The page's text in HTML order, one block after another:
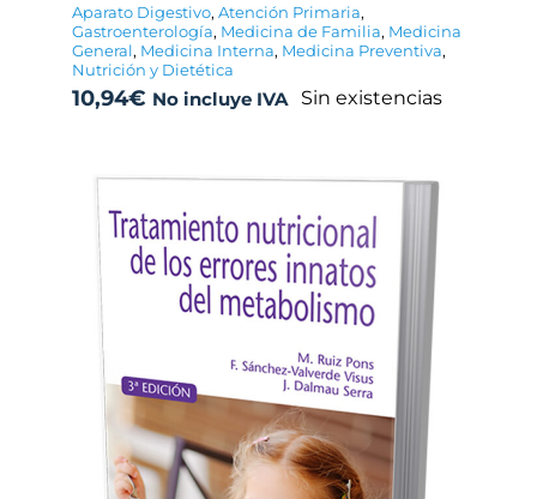
Aparato Digestivo, Atención Primaria,
Gastroenterología, Medicina de Familia, Medicina
General, Medicina Interna, Medicina Preventiva,
Nutrición y Dietética
10,94€ No incluye IVA Sin existencias